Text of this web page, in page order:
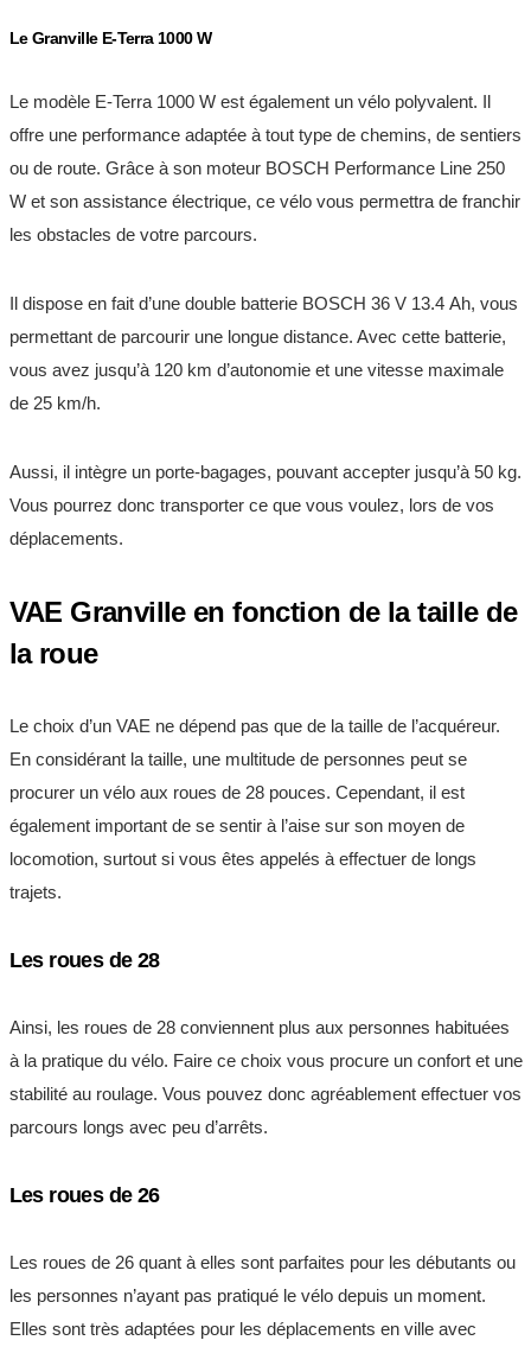
Le Granville E-Terra 1000 W
Le modèle E-Terra 1000 W est également un vélo polyvalent. Il
offre une performance adaptée à tout type de chemins, de sentiers
ou de route. Grâce à son moteur BOSCH Performance Line 250
W et son assistance électrique, ce vélo vous permettra de franchir
les obstacles de votre parcours.
Il dispose en fait d’une double batterie BOSCH 36 V 13.4 Ah, vous
permettant de parcourir une longue distance. Avec cette batterie,
vous avez jusqu’à 120 km d’autonomie et une vitesse maximale
de 25 km/h.
Aussi, il intègre un porte-bagages, pouvant accepter jusqu’à 50 kg.
Vous pourrez donc transporter ce que vous voulez, lors de vos
déplacements.
VAE Granville en fonction de la taille de
la roue
Le choix d’un VAE ne dépend pas que de la taille de l’acquéreur.
En considérant la taille, une multitude de personnes peut se
procurer un vélo aux roues de 28 pouces. Cependant, il est
également important de se sentir à l’aise sur son moyen de
locomotion, surtout si vous êtes appelés à effectuer de longs
trajets.
Les roues de 28
Ainsi, les roues de 28 conviennent plus aux personnes habituées
à la pratique du vélo. Faire ce choix vous procure un confort et une
stabilité au roulage. Vous pouvez donc agréablement effectuer vos
parcours longs avec peu d’arrêts.
Les roues de 26
Les roues de 26 quant à elles sont parfaites pour les débutants ou
les personnes n’ayant pas pratiqué le vélo depuis un moment.
Elles sont très adaptées pour les déplacements en ville avec